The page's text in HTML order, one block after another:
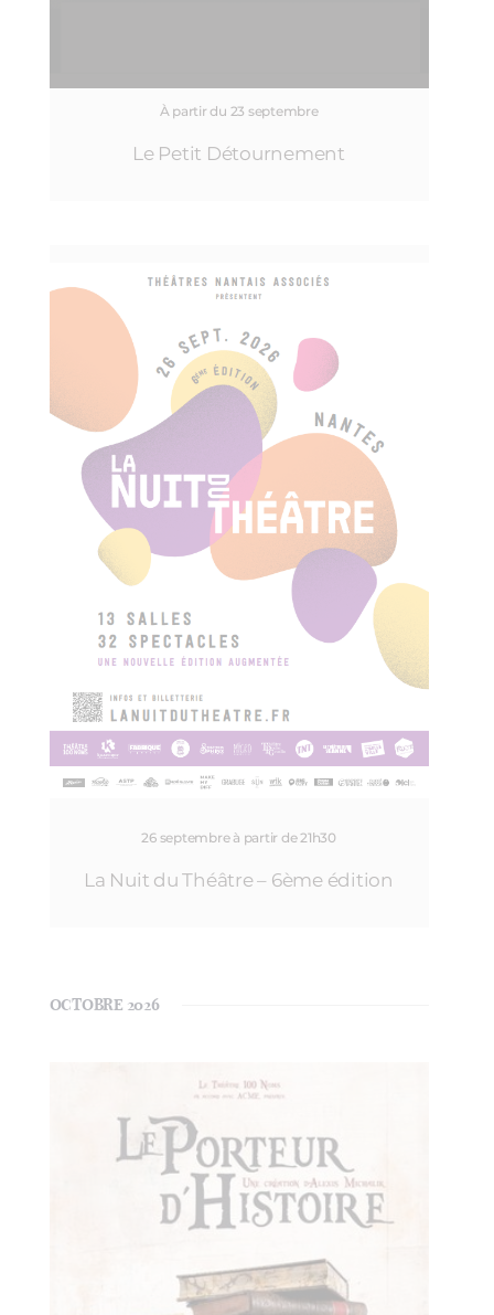
À partir du 23 septembre
Le Petit Détournement
26 septembre à partir de 21h30
La Nuit du Théâtre – 6ème édition
OCTOBRE 2026